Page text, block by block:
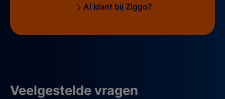
Al klant bij Ziggo?
Veelgestelde vragen